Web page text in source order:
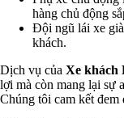
hàng chủ động
Đội ngũ lái xe
khách.
Dịch vụ của Xe khách
lợi mà còn mang lại sự
Chúng tôi cam kết đem